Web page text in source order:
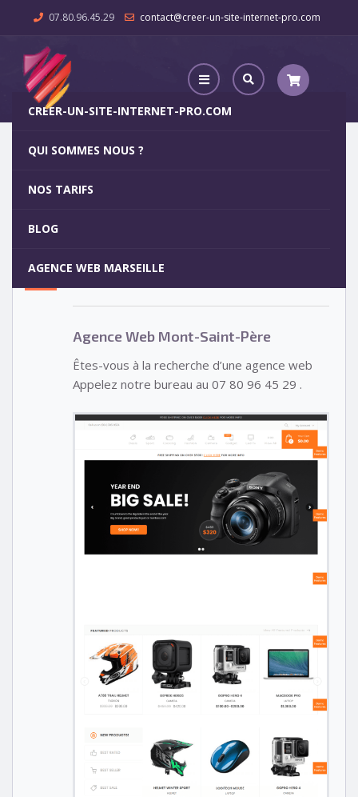
07.80.96.45.29 contact@creer-un-site-internet-pro.com
CREER-UN-SITE-INTERNET-PRO.COM
QUI SOMMES NOUS ?
NOS TARIFS
BLOG
AGENCE WEB MARSEILLE
Agence Web Mont-Saint-Père
5
Votre site internet pour 29€
Agence Web Mont-Saint-Père
Êtes-vous à la recherche d’une agence web
Appelez notre bureau au 07 80 96 45 29 .